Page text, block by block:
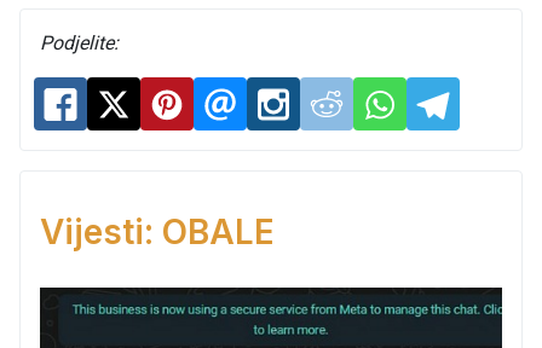
Podjelite:
Vijesti: OBALE